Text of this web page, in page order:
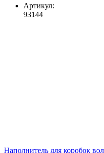
Артикул:
93144
Наполнитель для коробок